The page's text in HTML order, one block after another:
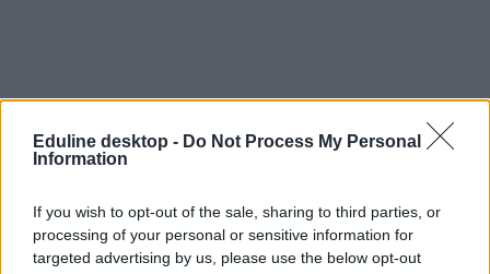
Eduline desktop - Do Not Process My Personal
Information
If you wish to opt-out of the sale, sharing to third parties, or
processing of your personal or sensitive information for
targeted advertising by us, please use the below opt-out